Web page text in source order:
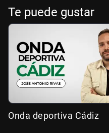
Te puede gustar
Onda deportiva Cádiz